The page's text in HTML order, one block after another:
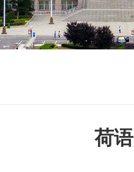
荷语